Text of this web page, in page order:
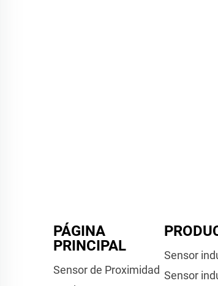
PÁGINA
PRINCIPAL
Sensor de Proximidad
Sensor
Sensor